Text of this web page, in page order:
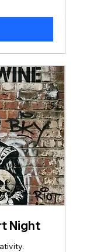
Night